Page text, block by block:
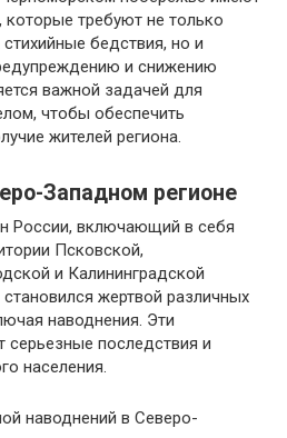
требуют не только
бедствия, но и
и снижению
важной задачей для
чтобы обеспечить
жителей региона.
Западном регионе
России, включающий в себя
Псковской,
и Калининградской
жертвой различных
наводнения. Эти
серьезные последствия и
населения.
наводнений в Северо-